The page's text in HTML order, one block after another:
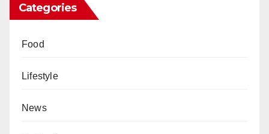
Categories
Food
Lifestyle
News